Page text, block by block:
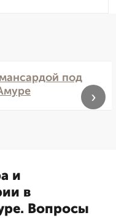
под
›
и
в
Вопросы